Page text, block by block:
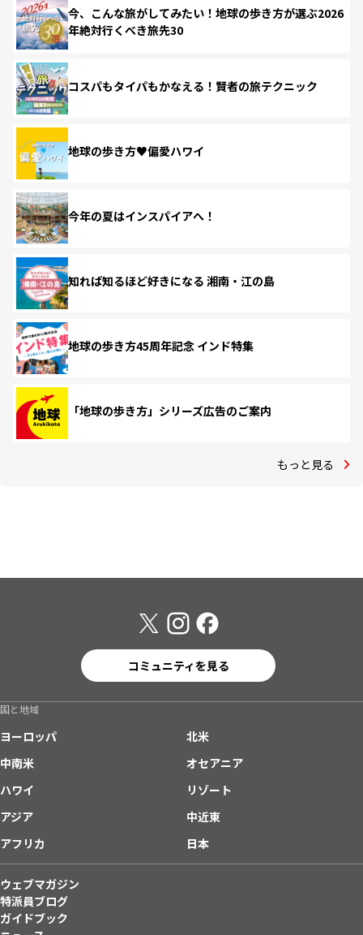
今、こんな旅がしてみたい！地球の歩き方が選ぶ2026
年絶対行くべき旅先30
コスパもタイパもかなえる！賢者の旅テクニック
地球の歩き方♥偏愛ハワイ
今年の夏はインスパイアへ！
知れば知るほど好きになる 湘南・江の島
地球の歩き方45周年記念 インド特集
「地球の歩き方」シリーズ広告のご案内
もっと見る
コミュニティを見る
国と地域
ヨーロッパ
北米
中南米
オセアニア
ハワイ
リゾート
アジア
中近東
アフリカ
日本
ウェブマガジン
特派員ブログ
ガイドブック